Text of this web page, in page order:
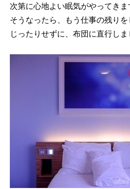
次第に心地よい眠気がやってきま
そうなったら、もう仕事の残り
じったりせずに、布団に直行しま